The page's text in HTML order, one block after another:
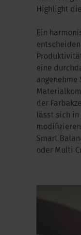
Highlight
Ein
eine
angenehme
der
lässt sich in
Smart
oder Multi